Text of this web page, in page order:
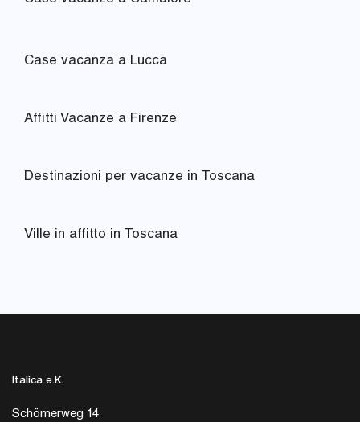
Case vacanza a Lucca
Affitti Vacanze a Firenze
Destinazioni per vacanze in Toscana
Ville in affitto in Toscana
Italica e.K.
Schömerweg 14